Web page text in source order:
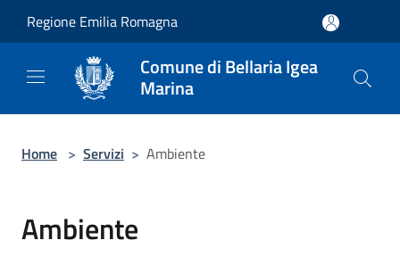
Regione Emilia Romagna
Comune di Bellaria Igea
Marina
Home > Servizi > Ambiente
Ambiente